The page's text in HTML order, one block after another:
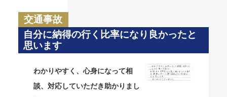
交通事故
自分に納得の行く比率になり良かったと
思います
わかりやすく、心身になって相
談、対応していただき助かりまし